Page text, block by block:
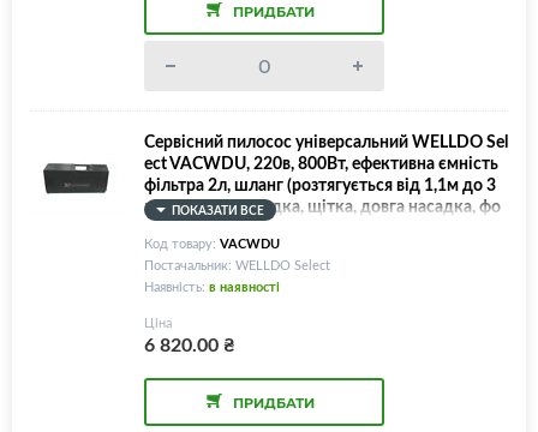
ПРИДБАТИ
Сервісний пилосос універсальний WELLDO Sel
ect VACWDU, 220в, 800Вт, ефективна ємність
фільтра 2л, шланг (розтягується від 1,1м до 3
м), коротка насадка, щітка, довга насадка, фо
рсунка, рукавиці, інструкція!
ПОКАЗАТИ ВСЕ
Код товару: VACWDU
Постачальник: WELLDO Select
Наявність: в наявності
Ціна
6 820.00₴
ПРИДБАТИ